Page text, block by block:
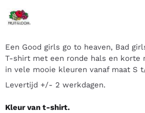
Een Good girls go to heaven, Bad
T-shirt met een ronde hals en korte
in vele mooie kleuren vanaf maat S
Levertijd +/- 2 werkdagen.
Kleur van t-shirt.